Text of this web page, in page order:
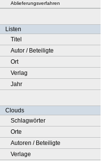
Ablieferungsverfahren
Listen
Titel
Autor / Beteiligte
Ort
Verlag
Jahr
Clouds
Schlagwörter
Orte
Autoren / Beteiligte
Verlage